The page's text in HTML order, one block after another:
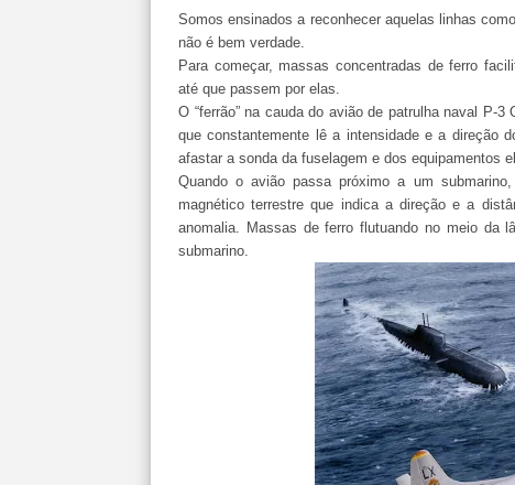
Somos ensinados a reconhecer aquelas linhas
não é bem verdade.
Para começar, massas concentradas de ferro
até que passem por elas.
O “ferrão” na cauda do avião de patrulha naval P-
que constantemente lê a intensidade e a direção
afastar a sonda da fuselagem e dos equipamentos
Quando o avião passa próximo a um
magnético terrestre que indica a direção e a
anomalia. Massas de ferro flutuando no meio da
submarino.